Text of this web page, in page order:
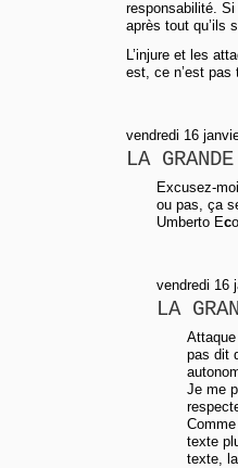
responsabilité.
après tout qu’ils
L’injure et les
est, ce n’est pas
vendredi 16
LA
Excusez-
ou pas, ça
Umberto Ec
vendredi 16
LA
pas dit
Je me
texte
texte,